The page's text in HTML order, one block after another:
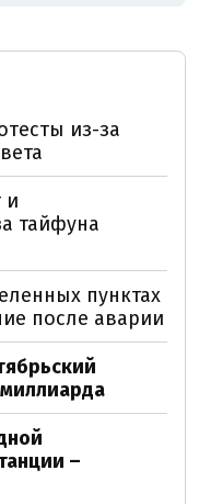
из-за
и
тайфуна
пунктах
после аварии
–